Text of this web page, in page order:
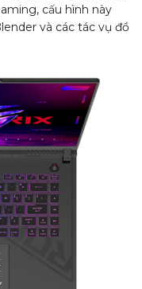
cấu hình này
và các tác vụ đồ